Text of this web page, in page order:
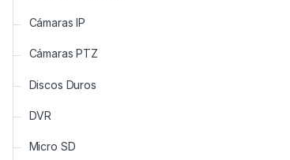
Cámaras IP
Cámaras PTZ
Discos Duros
DVR
Micro SD